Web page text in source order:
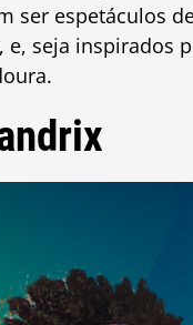
ser espetáculos
e, seja inspirados